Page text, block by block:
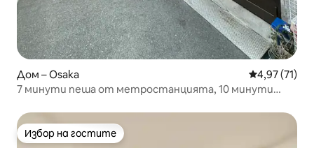
Дом – Osaka Средна
4,97 (71)
7 минути пеша от метростанцията, 10 минути
на Kuromon, традиционна японска къща, всеки етаж
има баня и тоалетна
Избор на гостите
Избор на гостите